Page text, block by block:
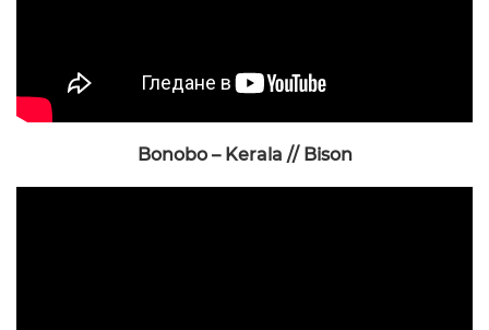
Bonobo – Kerala // Bison